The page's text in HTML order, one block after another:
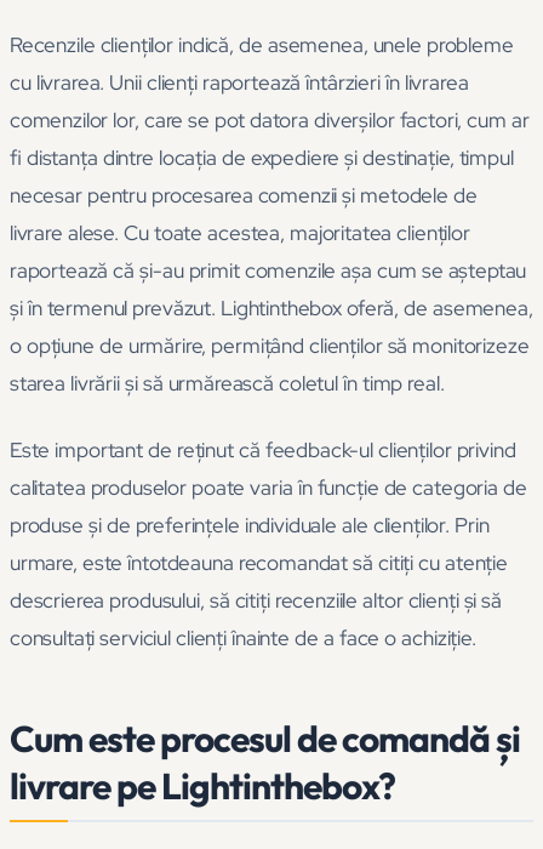
Recenzile clienților indică, de asemenea, unele probleme
cu livrarea. Unii clienți raportează întârzieri în livrarea
comenzilor lor, care se pot datora diverșilor factori, cum ar
fi distanța dintre locația de expediere și destinație, timpul
necesar pentru procesarea comenzii și metodele de
livrare alese. Cu toate acestea, majoritatea clienților
raportează că și-au primit comenzile așa cum se așteptau
și în termenul prevăzut. Lightinthebox oferă, de asemenea,
o opțiune de urmărire, permițând clienților să monitorizeze
starea livrării și să urmărească coletul în timp real.
Este important de reținut că feedback-ul clienților privind
calitatea produselor poate varia în funcție de categoria de
produse și de preferințele individuale ale clienților. Prin
urmare, este întotdeauna recomandat să citiți cu atenție
descrierea produsului, să citiți recenziile altor clienți și să
consultați serviciul clienți înainte de a face o achiziție.
Cum este procesul de comandă și
livrare pe Lightinthebox?